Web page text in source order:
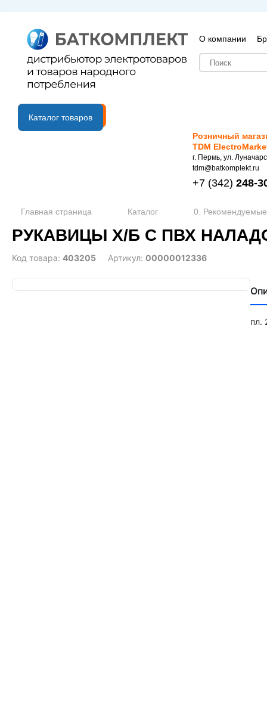
О компании
B2B портал
Каталог товаров
Розничный
TDM
г. Пермь, ул.
tdm@batkomplekt.ru
+7 (342) 248-
Главная страница Каталог 0.
РУКАВИЦЫ Х/Б С ПВХ
Код товара: 403205 Артикул: 00000012336
пл.